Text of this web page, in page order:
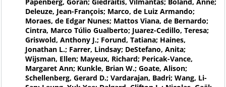
Deleuze, Jean-François; Marco, de Luiz Armando;
Moraes, de Edgar Nunes; Mattos Viana, de Bernardo;
Cintra, Marco Túlio Gualberto; Juarez-Cedillo, Teresa;
Griswold, Anthony J.; Forund, Tatiana; Haines,
Jonathan L.; Farrer, Lindsay; DeStefano, Anita;
Wijsman, Ellen; Mayeux, Richard; Pericak-Vance,
Margaret Ann; Kunkle, Brian W.; Goate, Alison;
Schellenberg, Gerard D.; Vardarajan, Badri; Wang, Li-